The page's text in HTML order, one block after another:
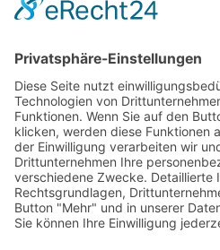
September 2015
Juli 2015